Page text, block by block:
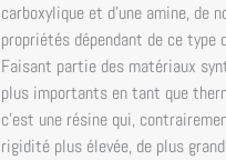
carboxylique et d’une amine, de
propriétés dépendant de ce type
Faisant partie des matériaux
plus importants en tant que
c’est une résine qui,
rigidité plus élevée, de plus